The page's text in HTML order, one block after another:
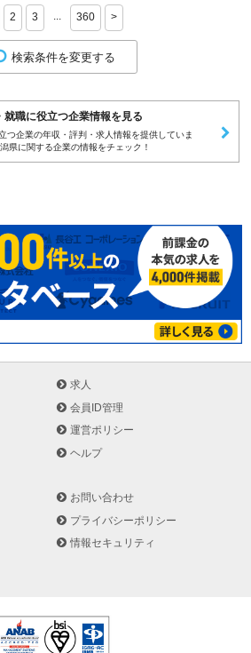
2 3 ... 360 >
検索条件を変更する
就職に役立つ企業情報を見る
つ企業の年収・評判・求人情報を提供していま
県に関する企業の情報をチェック！
求人
会員ID管理
運営ポリシー
ヘルプ
お問い合わせ
プライバシーポリシー
情報セキュリティ